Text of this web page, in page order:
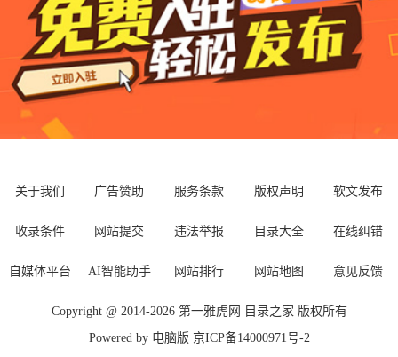
关于我们 广告赞助 服务条款 版权声明 软文发布
收录条件 网站提交 违法举报 目录大全 在线纠错
自媒体平台 AI智能助手 网站排行 网站地图 意见反馈
Copyright @ 2014-2026 第一雅虎网 目录之家 版权所有
Powered by 电脑版 京ICP备14000971号-2